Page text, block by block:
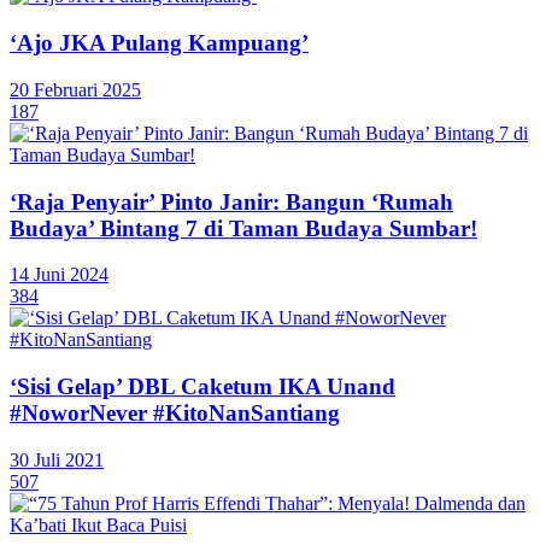
‘Ajo JKA Pulang Kampuang’
20 Februari 2025
187
‘Raja Penyair’ Pinto Janir: Bangun ‘Rumah
Budaya’ Bintang 7 di Taman Budaya Sumbar!
14 Juni 2024
384
‘Sisi Gelap’ DBL Caketum IKA Unand
#NoworNever #KitoNanSantiang
30 Juli 2021
507